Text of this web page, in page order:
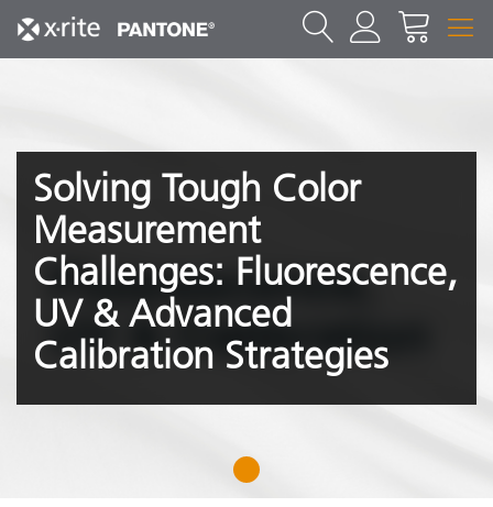
Solving Tough Color
Measurement
Challenges: Fluorescence,
UV & Advanced
Calibration Strategies
1